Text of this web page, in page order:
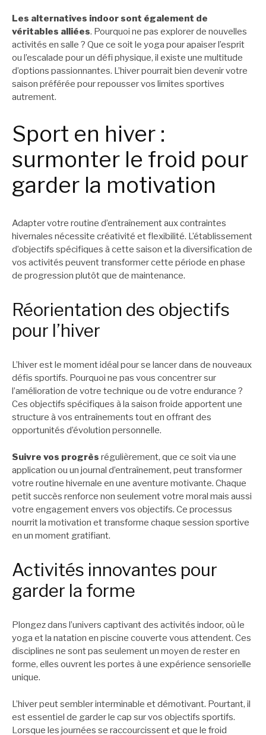
Les alternatives indoor sont également de
véritables alliées. Pourquoi ne pas explorer de nouvelles
activités en salle ? Que ce soit le yoga pour apaiser l’esprit
ou l’escalade pour un défi physique, il existe une multitude
d’options passionnantes. L’hiver pourrait bien devenir votre
saison préférée pour repousser vos limites sportives
autrement.
Sport en hiver :
surmonter le froid pour
garder la motivation
Adapter votre routine d’entraînement aux contraintes
hivernales nécessite créativité et flexibilité. L’établissement
d’objectifs spécifiques à cette saison et la diversification de
vos activités peuvent transformer cette période en phase
de progression plutôt que de maintenance.
Réorientation des objectifs
pour l’hiver
L’hiver est le moment idéal pour se lancer dans de nouveaux
défis sportifs. Pourquoi ne pas vous concentrer sur
l’amélioration de votre technique ou de votre endurance ?
Ces objectifs spécifiques à la saison froide apportent une
structure à vos entraînements tout en offrant des
opportunités d’évolution personnelle.
Suivre vos progrès régulièrement, que ce soit via une
application ou un journal d’entraînement, peut transformer
votre routine hivernale en une aventure motivante. Chaque
petit succès renforce non seulement votre moral mais aussi
votre engagement envers vos objectifs. Ce processus
nourrit la motivation et transforme chaque session sportive
en un moment gratifiant.
Activités innovantes pour
garder la forme
Plongez dans l’univers captivant des activités indoor, où le
yoga et la natation en piscine couverte vous attendent. Ces
disciplines ne sont pas seulement un moyen de rester en
forme, elles ouvrent les portes à une expérience sensorielle
unique.
L’hiver peut sembler interminable et démotivant. Pourtant, il
est essentiel de garder le cap sur vos objectifs sportifs.
Lorsque les journées se raccourcissent et que le froid